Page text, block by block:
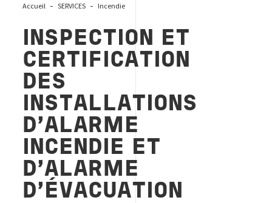
Accueil SERVICES Incendie
INSPECTION ET
CERTIFICATION
DES
INSTALLATIONS
D’ALARME
INCENDIE ET
D’ALARME
D’ÉVACUATION